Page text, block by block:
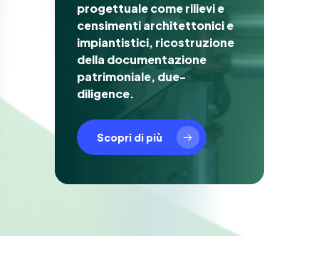
progettuale come rilievi e
censimenti architettonici e
impiantistici, ricostruzione
della documentazione
patrimoniale, due-
diligence.
Scopri di più